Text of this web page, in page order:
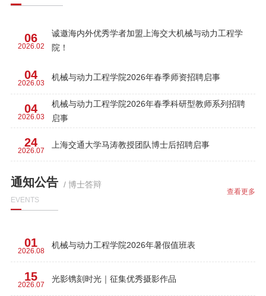
06
2026.02
诚邀海内外优秀学者加盟上海交大机械与动力工程学
院！
04
2026.03
机械与动力工程学院2026年春季师资招聘启事
04
2026.03
机械与动力工程学院2026年春季科研型教师系列招聘
启事
24
2026.07
上海交通大学马涛教授团队博士后招聘启事
通知公告
EVENTS
/ 博士答辩
查看更多
01
2026.08
机械与动力工程学院2026年暑假值班表
15
2026.07
光影镌刻时光｜征集优秀摄影作品